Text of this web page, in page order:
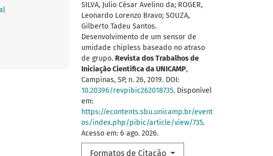
SILVA, Julio César Avelino da; ROGER,
Leonardo Lorenzo Bravo; SOUZA,
Gilberto Tadeu Santos.
Desenvolvimento de um sensor de
umidade chipless baseado no atraso
de grupo. Revista dos Trabalhos de
Iniciação Científica da UNICAMP,
Campinas, SP, n. 26, 2019. DOI:
10.20396/revpibic262018735. Disponível
em:
https://econtents.sbu.unicamp.br/event
os/index.php/pibic/article/view/735.
Acesso em: 6 ago. 2026.
Formatos de Citação